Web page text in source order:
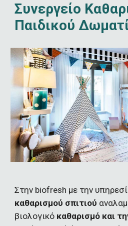
Συνεργείο
Παιδικού
Στην biofresh με την
καθαρισμού σπιτιού
βιολογικό